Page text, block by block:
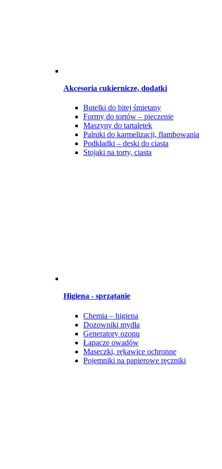
Akcesoria cukiernicze, dodatki
Butelki do bitej śmietany
Formy do tortów – pieczenie
Maszyny do tartaletek
Palniki do karmelizacji, flambowania
Podkładki – deski do ciasta
Stojaki na torty, ciasta
Higiena - sprzątanie
Chemia – higiena
Dozowniki mydła
Generatory ozonu
Łapacze owadów
Maseczki, rękawice ochronne
Pojemniki na papierowe ręczniki